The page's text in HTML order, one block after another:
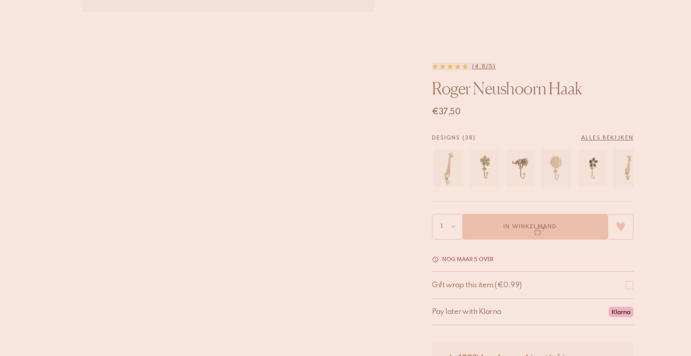
(4.8/5)
Roger Neushoorn Haak
€37,50
DESIGNS (38) ALLES BEKIJKEN
IN WINKELMAND
NOG MAAR 5 OVER
Gift wrap this item ( €0,99)
Pay later with Klarna